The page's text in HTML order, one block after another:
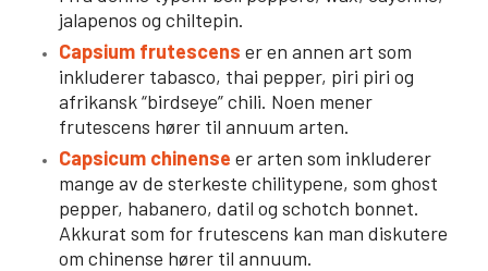
jalapenos og chiltepin.
Capsium frutescens er en annen art som
inkluderer tabasco, thai pepper, piri piri og
afrikansk “birdseye” chili. Noen mener
frutescens hører til annuum arten.
Capsicum chinense er arten som inkluderer
mange av de sterkeste chilitypene, som ghost
pepper, habanero, datil og schotch bonnet.
Akkurat som for frutescens kan man diskutere
om chinense hører til annuum.